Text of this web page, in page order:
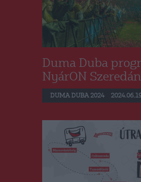
Duma Duba
NyárON Szeredán
DUMA DUBA 2024